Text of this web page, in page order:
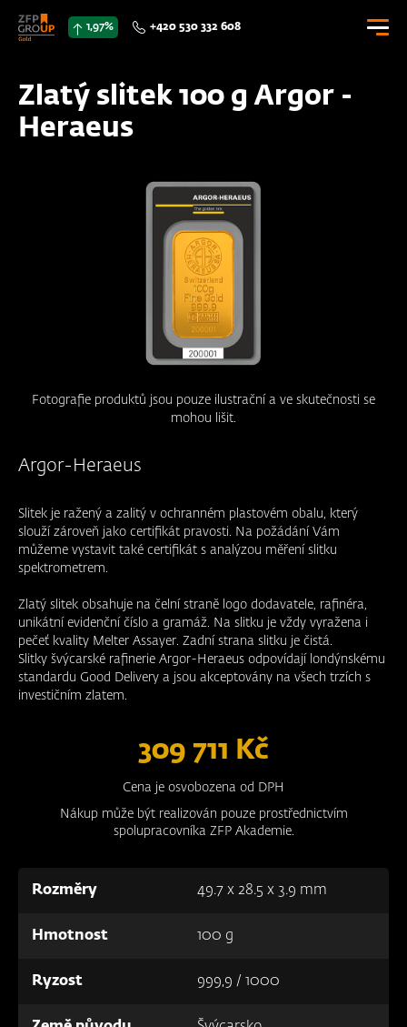
1,97% +420 530 332 608
CENÍK
DOKUMENTY
KONTAKTY
0
Přihlásit se
Fotografie produktů jsou pouze ilustrační a ve skutečnosti se
mohou lišit.
Zlatý slitek 100 g Argor -
Heraeus
Argor-Heraeus
Slitek je ražený a zalitý v ochranném plastovém obalu, který
slouží zároveň jako certifikát pravosti. Na požádání Vám
můžeme vystavit také certifikát s analýzou měření slitku
spektrometrem.
Zlatý slitek obsahuje na čelní straně logo dodavatele, rafinéra,
unikátní evidenční číslo a gramáž. Na slitku je vždy vyražena i
pečeť kvality Melter Assayer. Zadní strana slitku je čistá.
Slitky švýcarské rafinerie Argor-Heraeus odpovídají londýnskému
standardu Good Delivery a jsou akceptovány na všech trzích s
investičním zlatem.
309 711 Kč
Cena je osvobozena od DPH
Nákup může být realizován pouze prostřednictvím
spolupracovníka ZFP Akademie.
Rozměry 49.7 x 28.5 x 3.9 mm
Hmotnost 100 g
Ryzost 999,9 / 1000